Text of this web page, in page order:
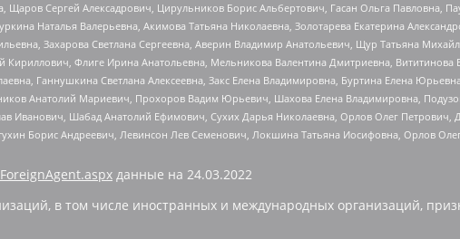
Щаров Сергей Алексадрович, Цирульников Борис Альбертович, Гасан Ольга Павловна,
Наталья Валерьевна, Акимова Татьяна Николаевна, Золотарева Екатерина
Захарова Светлана Сергеевна, Аверин Владимир Анатольевич, Щур Татьяна
Кириллович, Флиге Ирина Анатольевна, Мельникова Валентина Дмитриевна,
Ганнушкина Светлана Алексеевна, Закс Елена Владимировна, Буртина Елена
Анатолий Мариевич, Прохоров Вадим Юрьевич, Шахова Елена Владимировна,
Иванович, Шабад Анатолий Ефимович, Сухих Дарья Николаевна, Орлов Олег Петрович,
Борис Андреевич, Левинсон Лев Семенович, Локшина Татьяна Иосифовна, Орлов
данные на 24.03.2022
в том числе иностранных и международных организаций,